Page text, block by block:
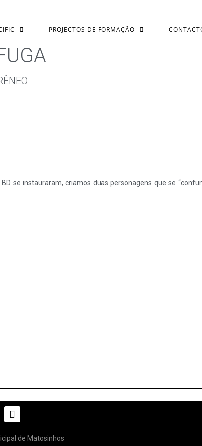
PROJECTOS DE FORMAÇÃO
se instauraram, criamos duas personagens que se
de Matosinhos